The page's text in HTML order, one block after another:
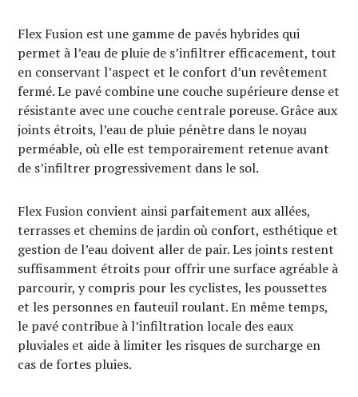
Flex Fusion est une gamme de pavés hybrides qui
permet à l’eau de pluie de s’infiltrer efficacement, tout
en conservant l’aspect et le confort d’un revêtement
fermé. Le pavé combine une couche supérieure dense et
résistante avec une couche centrale poreuse. Grâce aux
joints étroits, l’eau de pluie pénètre dans le noyau
perméable, où elle est temporairement retenue avant
de s’infiltrer progressivement dans le sol.
Flex Fusion convient ainsi parfaitement aux allées,
terrasses et chemins de jardin où confort, esthétique et
gestion de l’eau doivent aller de pair. Les joints restent
suffisamment étroits pour offrir une surface agréable à
parcourir, y compris pour les cyclistes, les poussettes
et les personnes en fauteuil roulant. En même temps,
le pavé contribue à l’infiltration locale des eaux
pluviales et aide à limiter les risques de surcharge en
cas de fortes pluies.